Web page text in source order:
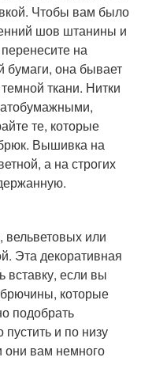
Чтобы вам было
шов штанины и
на
бумаги, она бывает
ткани. Нитки
те, которые
брюк. Вышивка на
а на строгих
или
Эта декоративная
вставку, если вы
которые
подобрать
и по низу
они вам немного